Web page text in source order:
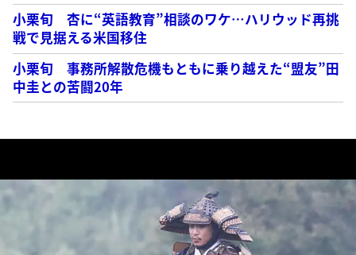
小栗旬 杏に“英語教育”相談のワケ…ハリウッド再挑
戦で見据える米国移住
小栗旬 事務所解散危機もともに乗り越えた“盟友”田
中圭との苦闘20年